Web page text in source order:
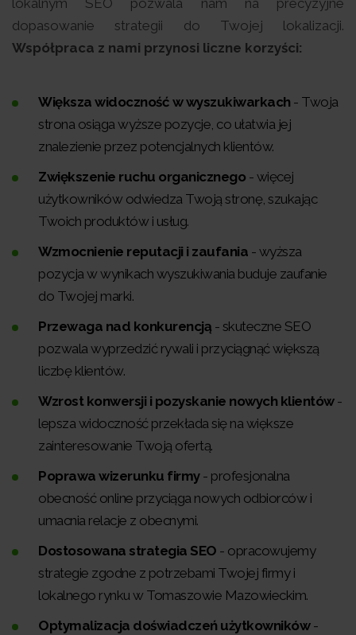
lokalnym SEO pozwala nam na precyzyjne
dopasowanie strategii do Twojej lokalizacji.
Współpraca z nami przynosi liczne korzyści:
Większa widoczność w wyszukiwarkach - Twoja
strona osiąga wyższe pozycje, co ułatwia jej
znalezienie przez potencjalnych klientów.
Zwiększenie ruchu organicznego - więcej
użytkowników odwiedza Twoją stronę, szukając
Twoich produktów i usług.
Wzmocnienie reputacji i zaufania - wyższa
pozycja w wynikach wyszukiwania buduje zaufanie
do Twojej marki.
Przewaga nad konkurencją - skuteczne SEO
pozwala wyprzedzić rywali i przyciągnąć większą
liczbę klientów.
Wzrost konwersji i pozyskanie nowych klientów-
lepsza widoczność przekłada się na większe
zainteresowanie Twoją ofertą.
Poprawa wizerunku firmy- profesjonalna
obecność online przyciąga nowych odbiorców i
umacnia relacje z obecnymi.
Dostosowana strategia SEO - opracowujemy
strategie zgodne z potrzebami Twojej firmy i
lokalnego rynku w Tomaszowie Mazowieckim.
Optymalizacja doświadczeń użytkowników-